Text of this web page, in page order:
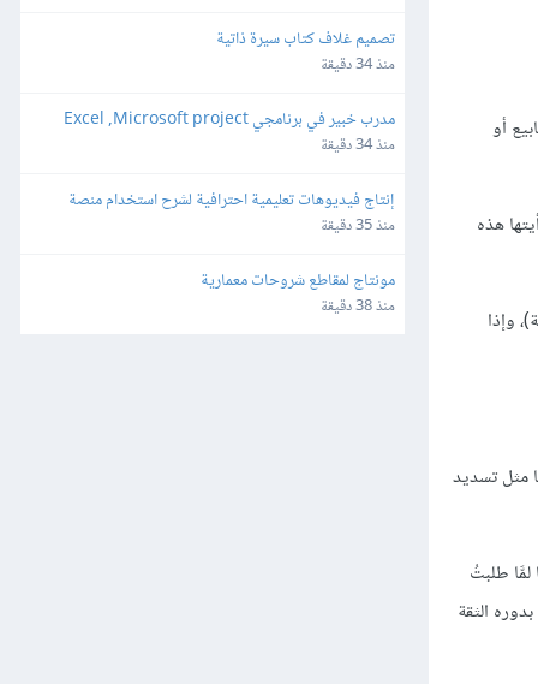
أو
هذه
وإذا
مثل تسديد
لمَّا طلبتُ
الثقة
تصميم غلاف كتاب سيرة ذاتية
منذ 34 دقيقة
مدرب خبير في برنامجي Excel ,Microsoft project
منذ 34 دقيقة
إلكترونية (Screen Recording Tutorial)
منذ 35 دقيقة
مونتاج لمقاطع شروحات معمارية
منذ 38 دقيقة